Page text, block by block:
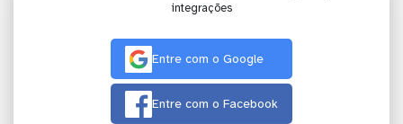
integrações
Entre com o Google
Entre com o Facebook